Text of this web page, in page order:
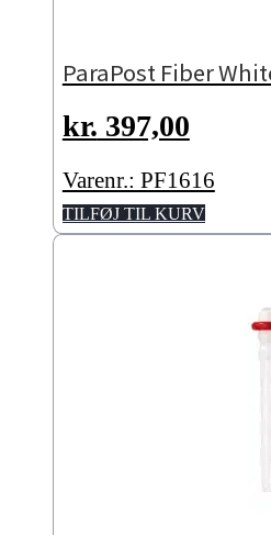
ParaPost Fiber
kr. 397,00
Varenr.: PF1616
TILFØJ TIL KURV